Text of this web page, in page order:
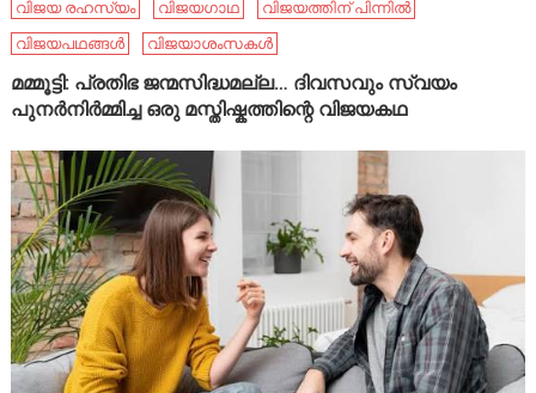
വിജയ രഹസ്യം
വിജയഗാഥ
വിജയത്തിന് പിന്നിൽ
വിജയപഥങ്ങൾ
വിജയാശംസകൾ
മമ്മൂട്ടി: പ്രതിഭ ജന്മസിദ്ധമല്ല… ദിവസവും സ്വയം
പുനർനിർമ്മിച്ച ഒരു മസ്തിഷ്കത്തിന്റെ വിജയകഥ